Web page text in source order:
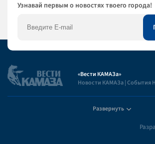
Узнaвай первым о новостях твоего города!
«Вести КАМАЗа»
Новости КАМАЗа | События
Развернуть